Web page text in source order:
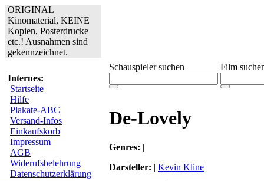
ORIGINAL
Kinomaterial, KEINE
Kopien, Posterdrucke
etc.! Ausnahmen sind
gekennzeichnet.
Internes:
Startseite
Hilfe
Plakate-ABC
Versand-Infos
Einkaufskorb
Impressum
AGB
Widerufsbelehrung
Datenschutzerklärung
Schauspieler suchen Film
De-Lovely
Genres: |
Darsteller: | Kevin Kline |